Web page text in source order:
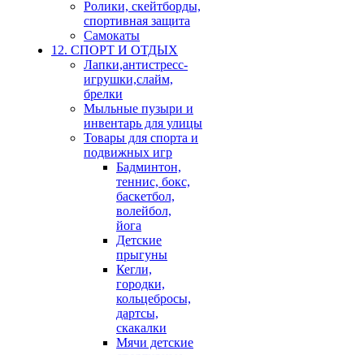
Ролики, скейтборды,
спортивная защита
Самокаты
12. СПОРТ И ОТДЫХ
Лапки,антистресс-
игрушки,слайм,
брелки
Мыльные пузыри и
инвентарь для улицы
Товары для спорта и
подвижных игр
Бадминтон,
теннис, бокс,
баскетбол,
волейбол,
йога
Детские
прыгуны
Кегли,
городки,
кольцебросы,
дартсы,
скакалки
Мячи детские